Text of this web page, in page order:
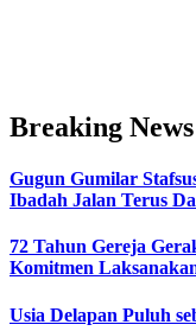
Breaking News
Gugun Gumilar
Ibadah Jalan Terus
72 Tahun Gereja
Komitmen
Usia Delapan Puluh